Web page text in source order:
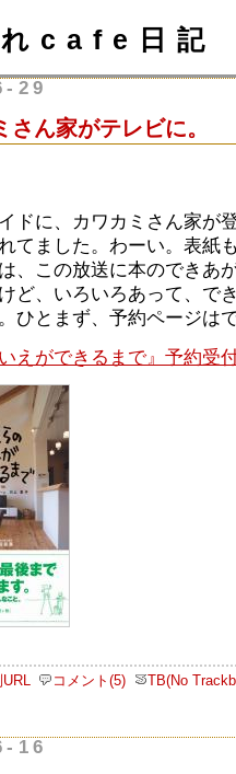
cafe日記
29
さん家がテレビに。
ドに、カワカミさん家が
てました。わーい。表紙
、この放送に本のできあ
ど、いろいろあって、で
ひとまず、予約ページは
いえができるまで』予約受
コメント(5) TB(No
16